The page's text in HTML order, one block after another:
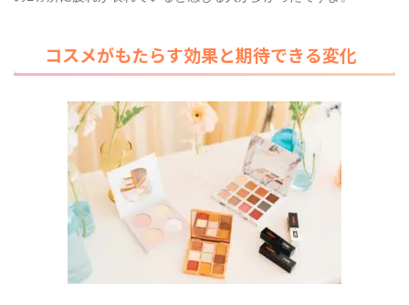
コスメがもたらす効果と期待できる変化